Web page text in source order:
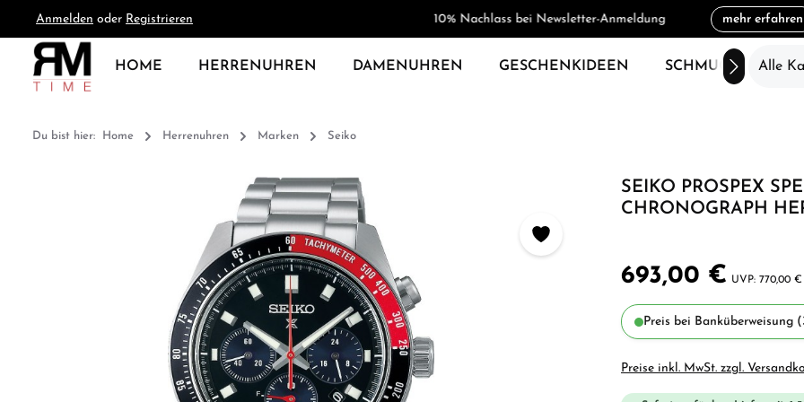
Zur Hauptnavigation springen
Anmelden oder Registrieren 10% Nachlass bei Newsletter-Anmeldung mehr erfahren
HOME HERRENUHREN DAMENUHREN GESCHENKIDEEN SCHMUCK Alle
Du bist hier: Home Herrenuhren Marken Seiko
SEIKO PROSPEX
CHRONOGRAPH
693,00 € 770,00 €
Preis bei Banküberweisung
Preise inkl. MwSt. zzgl.